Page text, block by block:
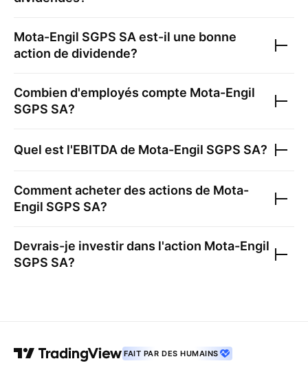
Mota-Engil SGPS SA est-il une bonne
action de dividende?
Combien d'employés compte Mota-Engil
SGPS SA?
Quel est l'EBITDA de Mota-Engil SGPS SA?
Comment acheter des actions de Mota-
Engil SGPS SA?
Devrais-je investir dans l'action Mota-Engil
SGPS SA?
FAIT PAR DES HUMAINS